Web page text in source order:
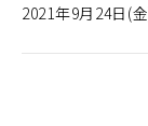
2021年9月24日(